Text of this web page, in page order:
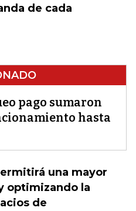
de cada
pago sumaron
hasta
una mayor
optimizando la
de